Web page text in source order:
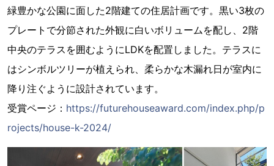
緑豊かな公園に面した2階建ての住居計画です。黒い3枚の
プレートで分節された外観に白いボリュームを配し、2階
中央のテラスを囲むようにLDKを配置しました。テラスに
はシンボルツリーが植えられ、柔らかな木漏れ日が室内に
降り注ぐように設計されています。
受賞ページ： https://futurehouseaward.com/index.php/p
rojects/house-k-2024/